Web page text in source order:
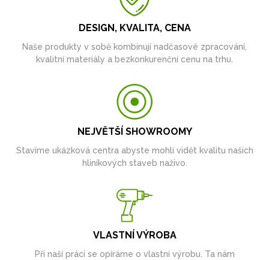
DESIGN, KVALITA, CENA
Naše produkty v sobě kombinují nadčasové zpracování,
kvalitní materiály a bezkonkurenční cenu na trhu.
NEJVĚTŠÍ SHOWROOMY
Stavíme ukázková centra abyste mohli vidět kvalitu našich
hliníkových staveb naživo.
VLASTNÍ VÝROBA
Při naší práci se opíráme o vlastní výrobu. Ta nám